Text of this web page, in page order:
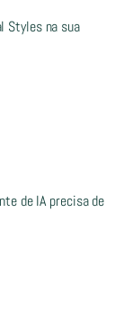
Styles na sua
de IA precisa de